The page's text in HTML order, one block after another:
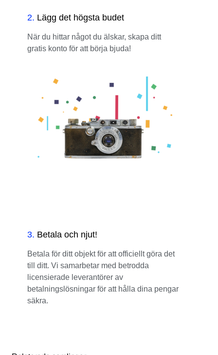
2. Lägg det högsta budet
När du hittar något du älskar, skapa ditt
gratis konto för att börja bjuda!
3. Betala och njut!
Betala för ditt objekt för att officiellt göra det
till ditt. Vi samarbetar med betrodda
licensierade leverantörer av
betalningslösningar för att hålla dina pengar
säkra.